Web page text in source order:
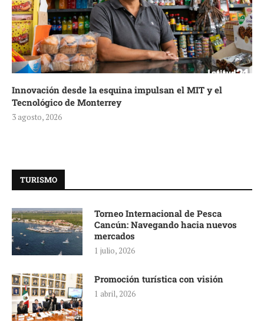
Innovación desde la esquina impulsan el MIT y el
Tecnológico de Monterrey
3 agosto, 2026
TURISMO
Torneo Internacional de Pesca
Cancún: Navegando hacia nuevos
mercados
1 julio, 2026
Promoción turística con visión
1 abril, 2026